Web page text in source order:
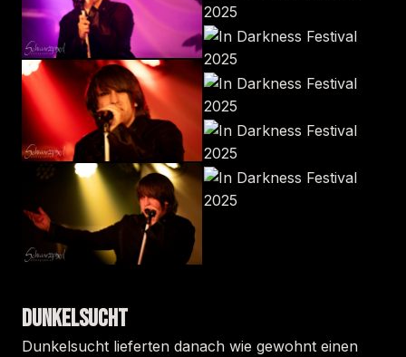
DUNKELSUCHT
Dunkelsucht lieferten danach wie gewohnt einen